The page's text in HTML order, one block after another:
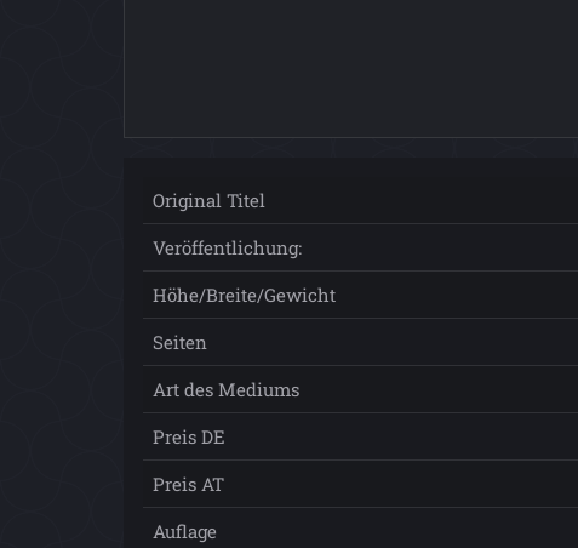
Original Titel
Veröffentlichung:
Höhe/Breite/Gewicht
Seiten
Art des Mediums
Preis DE
Preis AT
Auflage